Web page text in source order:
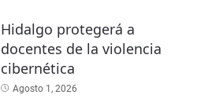
Hidalgo protegerá a
docentes de la violencia
cibernética
Agosto 1, 2026